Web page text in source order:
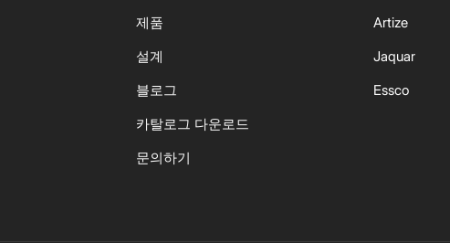
제품
설계
블로그
카탈로그 다운로드
문의하기
Artize
Jaquar
Essco